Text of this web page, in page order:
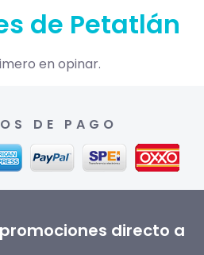
de Petatlán
en opinar.
DE PAGO
directo a